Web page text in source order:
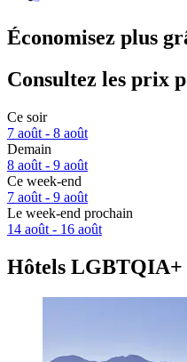
Économisez plus
Consultez les prix
Ce soir
7 août - 8 août
Demain
8 août - 9 août
Ce week-end
7 août - 9 août
Le week-end prochain
14 août - 16 août
Hôtels